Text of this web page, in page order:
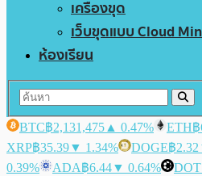
เครื่องขุด
เว็บขุดแบบ Cloud
ห้องเรียน
BTC฿2,131,475 ▲ 0.47% ETH฿
XRP฿35.39▼ 1.34% DOGE฿2.32
0.39%
ADA฿6.44▼ 0.64% DOT